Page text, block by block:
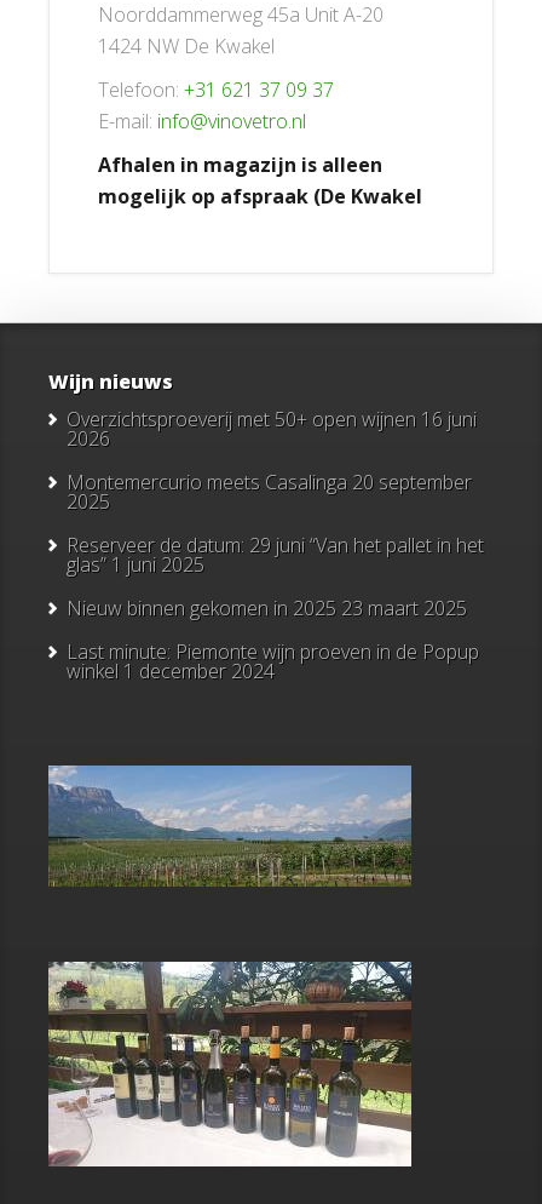
Noorddammerweg 45a Unit A-20
1424 NW De Kwakel
Telefoon: +31 621 37 09 37
E-mail: info@vinovetro.nl
Afhalen in magazijn is alleen
mogelijk op afspraak (De Kwakel
Wijn nieuws
Overzichtsproeverij met 50+ open wijnen 16 juni
2026
Montemercurio meets Casalinga 20 september
2025
Reserveer de datum: 29 juni “Van het pallet in het
glas” 1 juni 2025
Nieuw binnen gekomen in 2025 23 maart 2025
Last minute: Piemonte wijn proeven in de Popup
winkel 1 december 2024